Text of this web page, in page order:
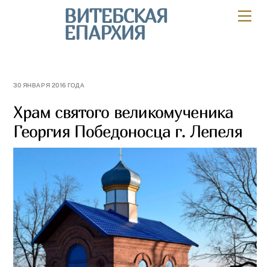
ВИТЕБСКАЯ
ЕПАРХИЯ
30 ЯНВАРЯ 2016 ГОДА
Храм святого великомученика
Георгия Победоносца г. Лепеля